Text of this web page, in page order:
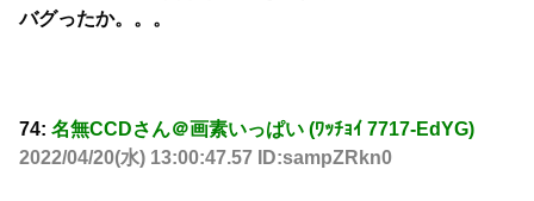
バグったか。。。
74: 名無CCDさん＠画素いっぱい (ﾜｯﾁｮｲ 7717-EdYG)
2022/04/20(水) 13:00:47.57 ID:sampZRkn0